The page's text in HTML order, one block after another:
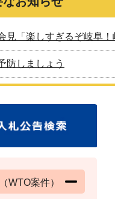
見「楽しすぎるぞ岐阜
防しましょう
WTO案件）